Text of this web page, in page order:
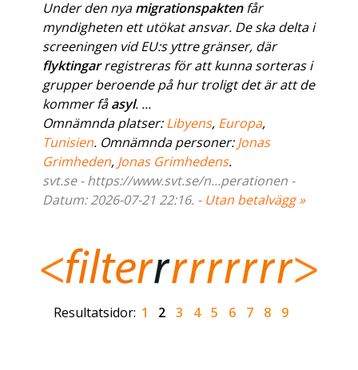
Under den nyamigrationspaktenfår
myndigheten ett utökat ansvar. De ska delta i
screeningen vid EU:s yttre gränser, där
flyktingarregistreras för att kunna sorteras i
grupper beroende på hur troligt det är att de
kommer fåasyl. ...
Omnämnda platser:Libyens, Europa,
Tunisien. Omnämnda personer:Jonas
Grimheden, Jonas Grimhedens.
svt.se - https://www.svt.se/n...perationen -
Datum: 2026-07-21 22:16. - Utan betalvägg »
Resultatsidor: 1 2 3 4 5 6 7 8 9